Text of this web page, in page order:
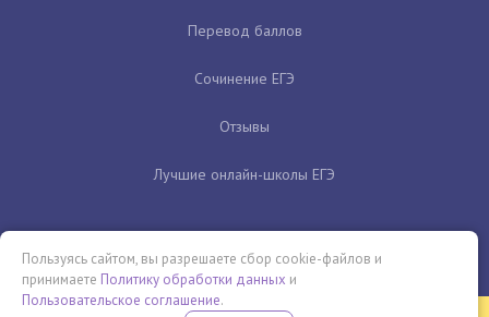
Перевод баллов
Сочинение ЕГЭ
Отзывы
Лучшие онлайн-школы ЕГЭ
Пользуясь сайтом, вы разрешаете сбор cookie-файлов и
принимаете Политику обработки данных и
Пользовательское соглашение.